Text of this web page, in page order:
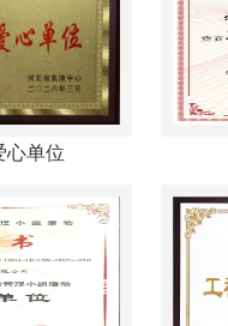
心单位